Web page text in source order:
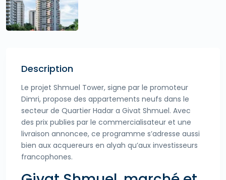
Description
Le projet Shmuel Tower, signe par le promoteur
Dimri, propose des appartements neufs dans le
secteur de Quartier Hadar a Givat Shmuel. Avec
des prix publies par le commercialisateur et une
livraison annoncee, ce programme s’adresse aussi
bien aux acquereurs en alyah qu’aux investisseurs
francophones.